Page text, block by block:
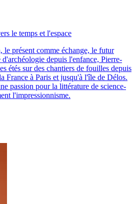
le temps et l'espace
le présent comme échange, le futur
depuis l'enfance, Pierre-
étés sur des chantiers de fouilles depuis
France à Paris et jusqu'à l'île de Délos.
passion pour la littérature de science-
l'impressionnisme.